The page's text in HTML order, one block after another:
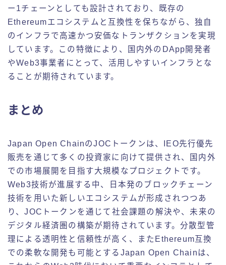
ー1チェーンとしても設計されており、既存の
Ethereumエコシステムと互換性を保ちながら、独自
のインフラで高速かつ安価なトランザクションを実現
しています。この特徴により、国内外のDApp開発者
やWeb3事業者にとって、活用しやすいインフラとな
ることが期待されています。
まとめ
Japan Open ChainのJOCトークンは、IEO先行優先
販売を通じて多くの投資家に向けて提供され、国内外
での市場展開を目指す大規模なプロジェクトです。
Web3技術が進展する中、日本発のブロックチェーン
技術を用いた新しいエコシステムが形成されつつあ
り、JOCトークンを通じて社会課題の解決や、未来の
デジタル経済圏の構築が期待されています。分散型管
理による透明性と信頼性が高く、またEthereum互換
での柔軟な開発も可能とするJapan Open Chainは、